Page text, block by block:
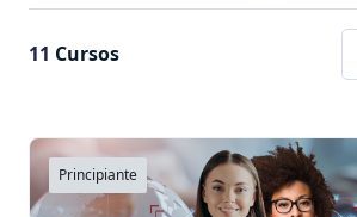
11 Cursos
Principiante